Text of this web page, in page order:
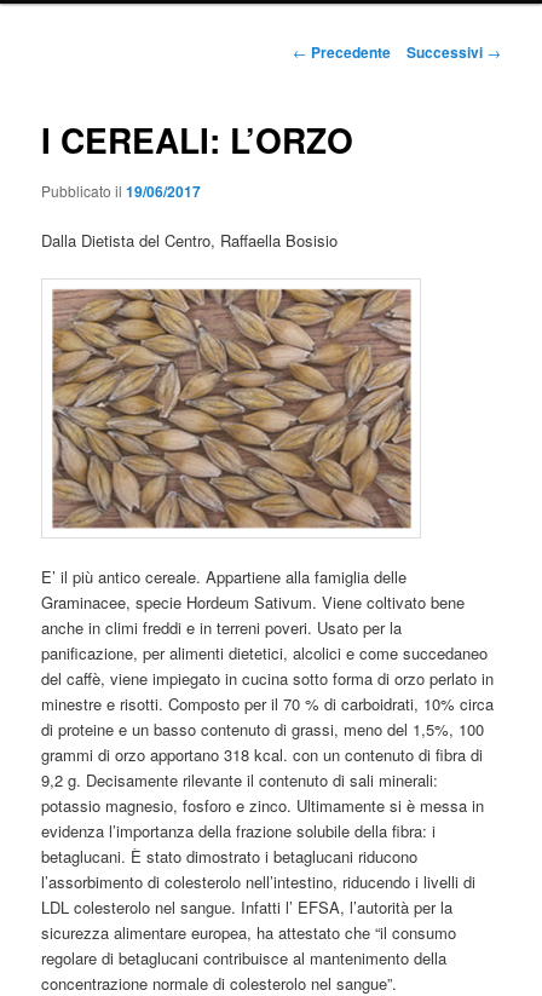
Navigazione
← Precedente Successivi →
I CEREALI: L’ORZO
Pubblicato il19/06/2017
Dalla Dietista del Centro, Raffaella Bosisio
E’ il più antico cereale. Appartiene alla famiglia delle
Graminacee, specie Hordeum Sativum. Viene coltivato bene
anche in climi freddi e in terreni poveri. Usato per la
panificazione, per alimenti dietetici, alcolici e come succedaneo
del caffè, viene impiegato in cucina sotto forma di orzo perlato in
minestre e risotti. Composto per il 70 % di carboidrati, 10% circa
di proteine e un basso contenuto di grassi, meno del 1,5%, 100
grammi di orzo apportano 318 kcal. con un contenuto di fibra di
9,2 g. Decisamente rilevante il contenuto di sali minerali:
potassio magnesio, fosforo e zinco. Ultimamente si è messa in
evidenza l’importanza della frazione solubile della fibra: i
betaglucani. È stato dimostrato i betaglucani riducono
l’assorbimento di colesterolo nell’intestino, riducendo i livelli di
LDL colesterolo nel sangue. Infatti l’ EFSA, l’autorità per la
sicurezza alimentare europea, ha attestato che “il consumo
regolare di betaglucani contribuisce al mantenimento della
concentrazione normale di colesterolo nel sangue”.